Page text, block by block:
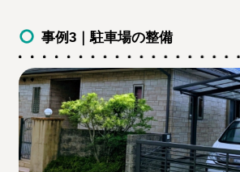
事例3｜駐車場の整備